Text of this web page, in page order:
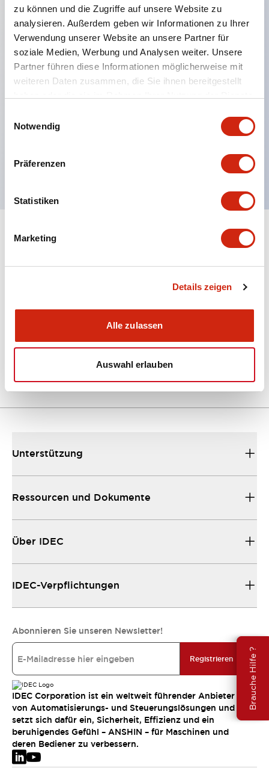
zu können und die Zugriffe auf unsere Website zu
analysieren. Außerdem geben wir Informationen zu Ihrer
Verwendung unserer Website an unsere Partner für
soziale Medien, Werbung und Analysen weiter. Unsere
Partner führen diese Informationen möglicherweise mit
weiteren Daten zusammen, die Sie ihnen bereitgestellt
Notwendig
Präferenzen
Statistiken
Marketing
Details zeigen
Alle zulassen
Auswahl erlauben
Brauche Hilfe ?
Hauptmerkmale
Anwendbar in potenziell explosionsgefährdeten
Atmosphären
Bis zu 3 Kontaktblöcke
Finger-sichere (IP20) Schraubklemmen verfügbar
Dokumente und Dateien
Bedienungsanleitung
10/10/2024.PDF5.62MB
Unterstützung
Ressourcen und Dokumente
Über IDEC
IDEC-Verpflichtungen
Abonnieren Sie unseren Newsletter!
Registrieren
IDEC Corporation ist ein weltweit führender Anbieter
von Automatisierungs- und Steuerungslösungen und
setzt sich dafür ein, Sicherheit, Effizienz und ein
beruhigendes Gefühl – ANSHIN – für Maschinen und
deren Bediener zu verbessern.